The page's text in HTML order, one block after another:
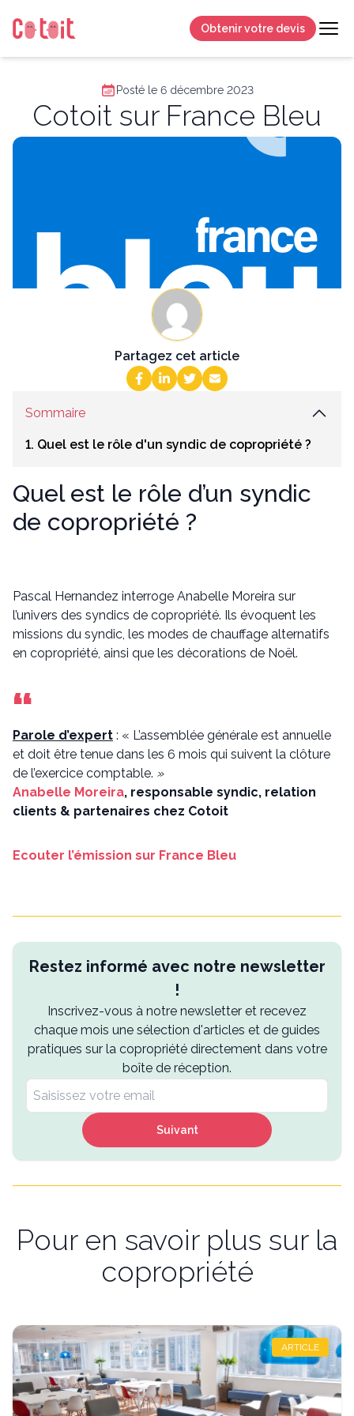
Obtenir votre devis
Posté le 6 décembre 2023
Cotoit sur France Bleu
Partagez cet article
Sommaire
1. Quel est le rôle d'un syndic de copropriété ?
Quel est le rôle d’un syndic
de copropriété ?
Pascal Hernandez interroge Anabelle Moreira sur
l’univers des syndics de copropriété. Ils évoquent les
missions du syndic, les modes de chauffage alternatifs
en copropriété, ainsi que les décorations de Noël.
Parole d’expert : « L’assemblée générale est annuelle
et doit être tenue dans les 6 mois qui suivent la clôture
de l’exercice comptable. »
Anabelle Moreira, responsable syndic, relation
clients & partenaires chez Cotoit
Ecouter l’émission sur France Bleu
Restez informé avec notre newsletter
!
Inscrivez-vous à notre newsletter et recevez
chaque mois une sélection d'articles et de guides
pratiques sur la copropriété directement dans votre
boîte de réception.
Suivant
Pour en savoir plus sur la
copropriété
ARTICLE